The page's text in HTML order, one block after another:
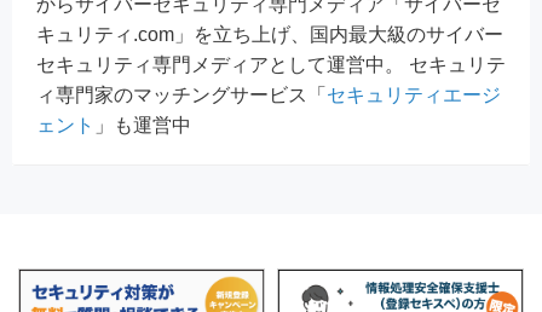
からサイバーセキュリティ専門メディア「サイバーセ
キュリティ.com」を立ち上げ、国内最大級のサイバー
セキュリティ専門メディアとして運営中。 セキュリテ
ィ専門家のマッチングサービス「 セキュリティエージ
ェント 」も運営中